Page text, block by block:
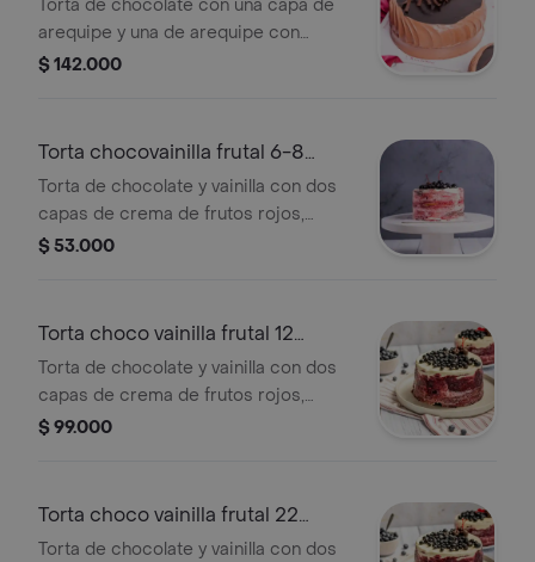
Torta de chocolate con una capa de
arequipe y una de arequipe con
nueces, cubierta en crema y salsa de
$ 142.000
Torta chocovainilla frutal 6-8
porciones
Torta de chocolate y vainilla con dos
capas de crema de frutos rojos,
decorada en suave crema de
arándanos, tamaño de 6 a 8
$ 53.000
Torta choco vainilla frutal 12
porciones
Torta de chocolate y vainilla con dos
capas de crema de frutos rojos,
decorada en crema, mermelada de
$ 99.000
Torta choco vainilla frutal 22
porciones
Torta de chocolate y vainilla con dos